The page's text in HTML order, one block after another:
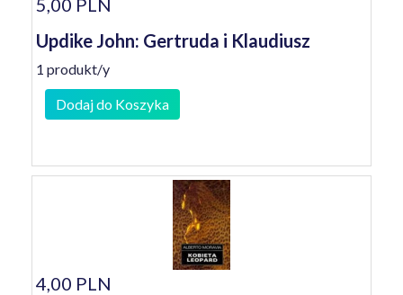
5,00 PLN
Updike John: Gertruda i Klaudiusz
1 produkt/y
Dodaj do Koszyka
4,00 PLN